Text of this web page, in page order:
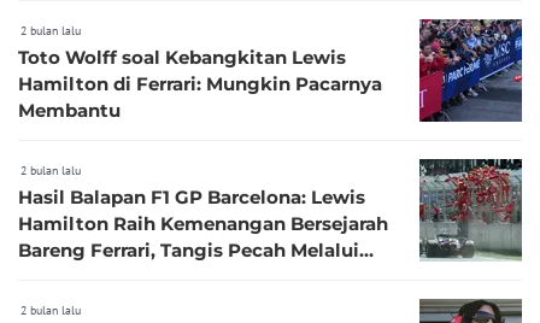
2 bulan lalu
Toto Wolff soal Kebangkitan Lewis
Hamilton di Ferrari: Mungkin Pacarnya
Membantu
2 bulan lalu
Hasil Balapan F1 GP Barcelona: Lewis
Hamilton Raih Kemenangan Bersejarah
Bareng Ferrari, Tangis Pecah Melalui
2 bulan lalu